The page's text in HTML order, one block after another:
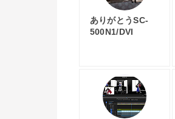
ありがとうSC-
500N1/DVI